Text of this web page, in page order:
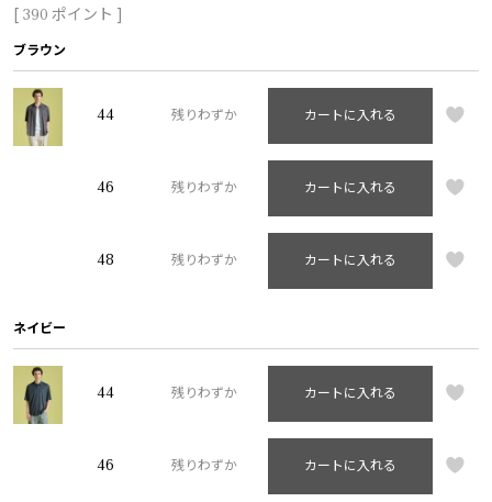
[ 390 ポイント ]
ブラウン
44 残りわずか カートに入れる
46 残りわずか カートに入れる
48 残りわずか カートに入れる
ネイビー
44 残りわずか カートに入れる
46 残りわずか カートに入れる